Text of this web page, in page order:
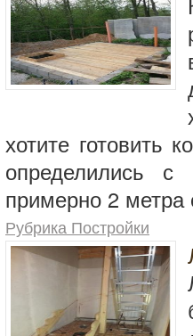
хотите готовить
определились
примерно 2
Рубрика Постройки